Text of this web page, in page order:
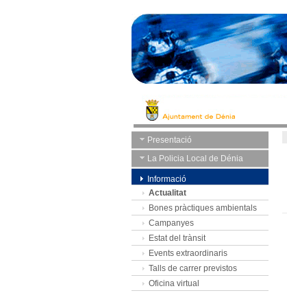
Presentació
La Policia Local de Dénia
Informació
Actualitat
Bones pràctiques ambientals
Campanyes
Estat del trànsit
Events extraordinaris
Talls de carrer previstos
Oficina virtual